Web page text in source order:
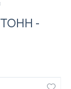
-